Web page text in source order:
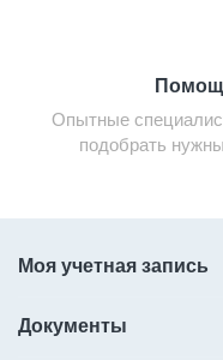
Опытные
подобрать
Моя учетная запись
Документы